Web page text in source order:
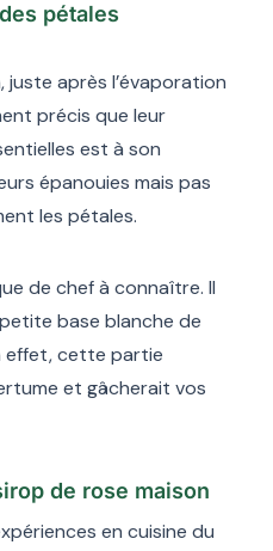
pétales
juste après l’évaporation
précis que leur
est à son
épanouies mais pas
les pétales.
de chef à connaître. Il
base blanche de
effet, cette partie
et gâcherait vos
de rose maison
en cuisine du